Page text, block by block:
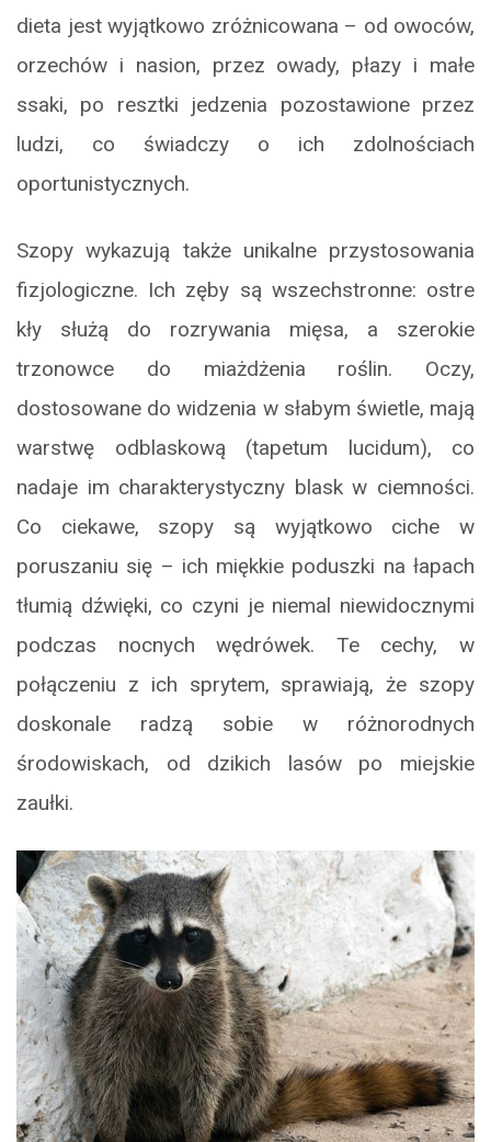
dieta jest wyjątkowo zróżnicowana – od owoców,
orzechów i nasion, przez owady, płazy i małe
ssaki, po resztki jedzenia pozostawione przez
ludzi, co świadczy o ich zdolnościach
oportunistycznych.
Szopy wykazują także unikalne przystosowania
fizjologiczne. Ich zęby są wszechstronne: ostre
kły służą do rozrywania mięsa, a szerokie
trzonowce do miażdżenia roślin. Oczy,
dostosowane do widzenia w słabym świetle, mają
warstwę odblaskową (tapetum lucidum), co
nadaje im charakterystyczny blask w ciemności.
Co ciekawe, szopy są wyjątkowo ciche w
poruszaniu się – ich miękkie poduszki na łapach
tłumią dźwięki, co czyni je niemal niewidocznymi
podczas nocnych wędrówek. Te cechy, w
połączeniu z ich sprytem, sprawiają, że szopy
doskonale radzą sobie w różnorodnych
środowiskach, od dzikich lasów po miejskie
zaułki.